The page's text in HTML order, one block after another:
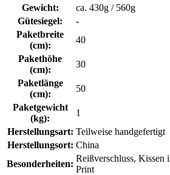
Gewicht:
ca. 430g / 560g
Gütesiegel:
-
Paketbreite
(cm):
40
Pakethöhe
(cm):
30
Paketlänge
(cm):
50
Paketgewicht
(kg):
1
Herstellungsart: Teilweise handgefertigt
Herstellungsort: China
Besonderheiten:
Reißverschluss,
Print